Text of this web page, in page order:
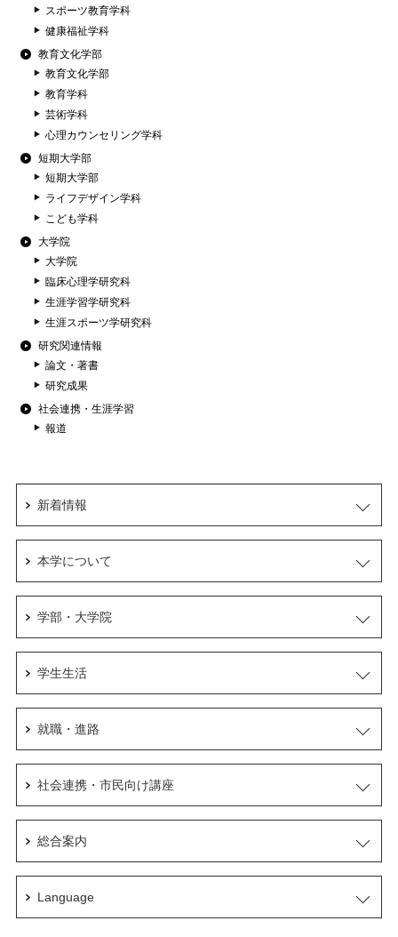
スポーツ教育学科
健康福祉学科
教育文化学部
教育文化学部
教育学科
芸術学科
心理カウンセリング学科
短期大学部
短期大学部
ライフデザイン学科
こども学科
大学院
大学院
臨床心理学研究科
生涯学習学研究科
生涯スポーツ学研究科
研究関連情報
論文・著書
研究成果
社会連携・生涯学習
報道
新着情報
本学について
学部・大学院
学生生活
就職・進路
社会連携・市民向け講座
総合案内
Language